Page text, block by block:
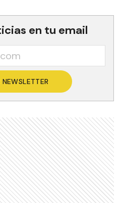
en tu email
NEWSLETTER